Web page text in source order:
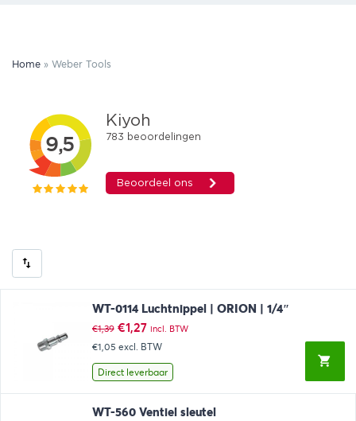
Home » Weber Tools
WT-0114 Luchtnippel | ORION | 1/4″
€1,39 Oorspronkelijke
prijs
was:
€1,39.
€1,27Huidige
prijs
is:
€1,27.
incl. BTW
€1,05 excl. BTW
Direct leverbaar
WT-560 Ventiel sleutel